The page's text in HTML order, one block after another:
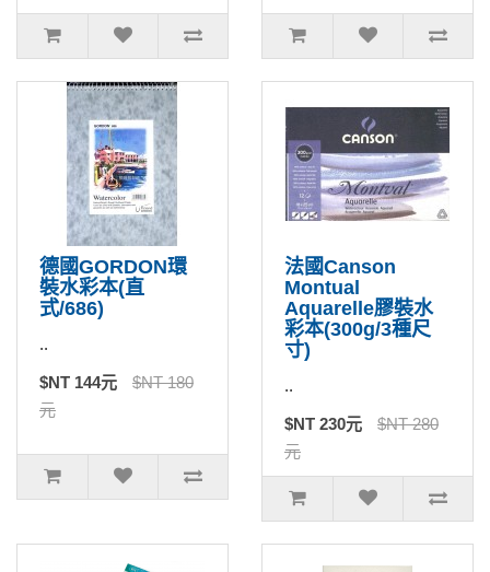
德國GORDON環
裝水彩本(直
式/686)
..
$NT 144元
$NT 180
元
法國Canson
Montual
Aquarelle膠裝水
彩本(300g/3種尺
寸)
..
$NT 230元
$NT 280
元